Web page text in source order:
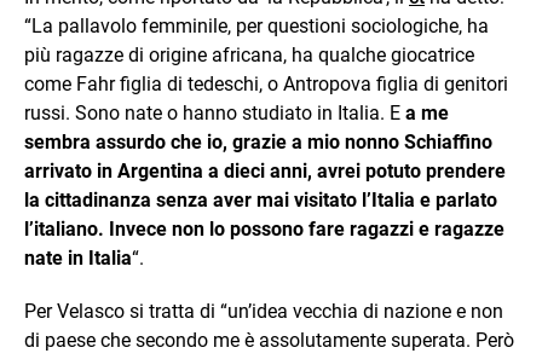
“La pallavolo femminile, per questioni sociologiche, ha
più ragazze di origine africana, ha qualche giocatrice
come Fahr figlia di tedeschi, o Antropova figlia di genitori
russi. Sono nate o hanno studiato in Italia. E a me
sembra assurdo che io, grazie a mio nonno Schiaffino
arrivato in Argentina a dieci anni, avrei potuto prendere
la cittadinanza senza aver mai visitato l’Italia e parlato
l’italiano. Invece non lo possono fare ragazzi e ragazze
nate in Italia“.
Per Velasco si tratta di “un’idea vecchia di nazione e non
di paese che secondo me è assolutamente superata. Però